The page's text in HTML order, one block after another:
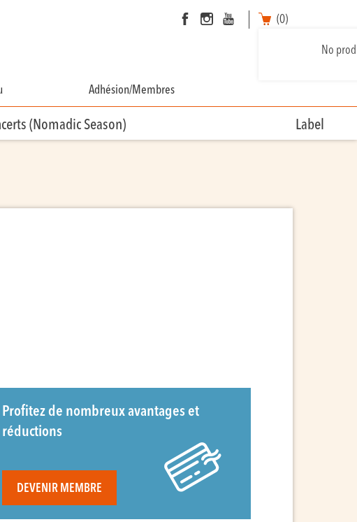
(0)
No
Adhésion/Membres
(Nomadic Season) Label
Profitez de nombreux avantages et
réductions
DEVENIR MEMBRE